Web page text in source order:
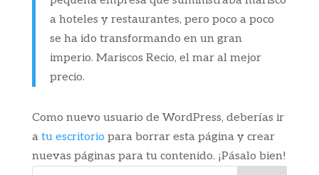
a hoteles y restaurantes, pero poco a poco
se ha ido transformando en un gran
imperio. Mariscos Recio, el mar al mejor
precio.
Como nuevo usuario de WordPress, deberías ir
a tu escritorio para borrar esta página y crear
nuevas páginas para tu contenido. ¡Pásalo bien!